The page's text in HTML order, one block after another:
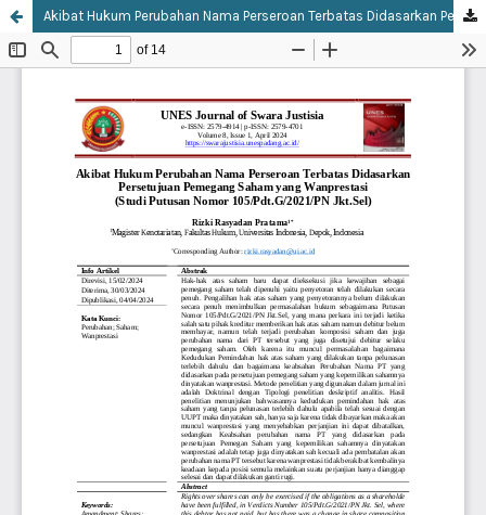
Akibat Hukum Perubahan Nama Perseroan Terbatas Didasarkan Persetujuan Pemegang Saham yang Wanprestasi